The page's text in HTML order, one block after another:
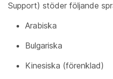
Support) stöder följande
Arabiska
Bulgariska
Kinesiska (förenklad)